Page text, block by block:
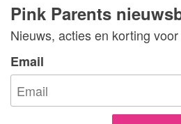
Pink Parents
Nieuws, acties en korting
Email